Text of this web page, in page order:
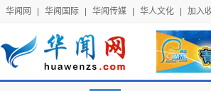
华闻网 华闻国际 华闻传媒 华人文化 加入